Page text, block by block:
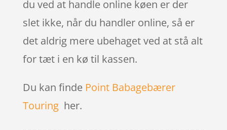
du ved at handle online køen er der
slet ikke, når du handler online, så er
det aldrig mere ubehaget ved at stå alt
for tæt i en kø til kassen.
Du kan finde Point Babagebærer
Touringher.